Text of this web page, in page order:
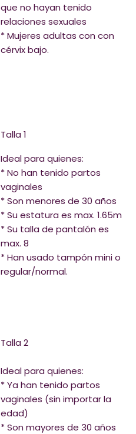
que no hayan tenido
relaciones sexuales
* Mujeres adultas con con
cérvix bajo.
Talla 1
Ideal para quienes:
* No han tenido partos
vaginales
* Son menores de 30 años
* Su estatura es max. 1.65m
* Su talla de pantalón es
max. 8
* Han usado tampón mini o
regular/normal.
Talla 2
Ideal para quienes:
* Ya han tenido partos
vaginales (sin importar la
edad)
* Son mayores de 30 años